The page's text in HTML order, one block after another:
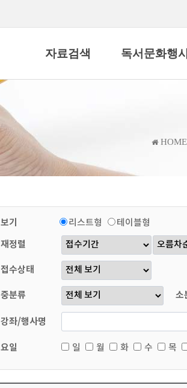
자료검색 독서문화행
HOME
보기 리스트형
테이블형
재정렬
접수상태
중분류 소
강좌/행사명
요일 일 월 화 수 목